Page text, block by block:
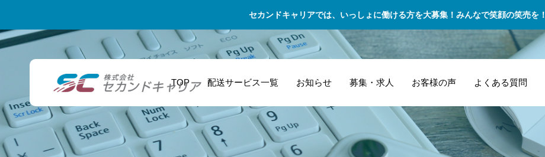
セカンドキャリアでは、いっしょに働ける方を大募集！みんなで笑顔の笑売を！
TOP 配送サービス一覧 お知らせ 募集・求人 お客様の声 よくある質問